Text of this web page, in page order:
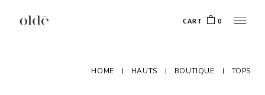
CART 0
HOME HAUTS BOUTIQUE TOPS